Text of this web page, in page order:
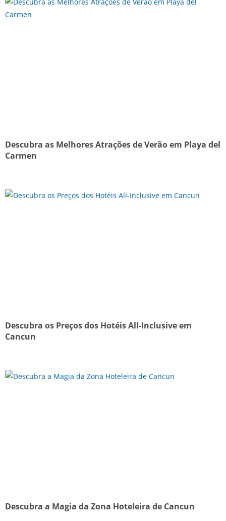
Descubra as Melhores Atrações de Verão em Playa del
Carmen
Descubra os Preços dos Hotéis All-Inclusive em
Cancun
Descubra a Magia da Zona Hoteleira de Cancun